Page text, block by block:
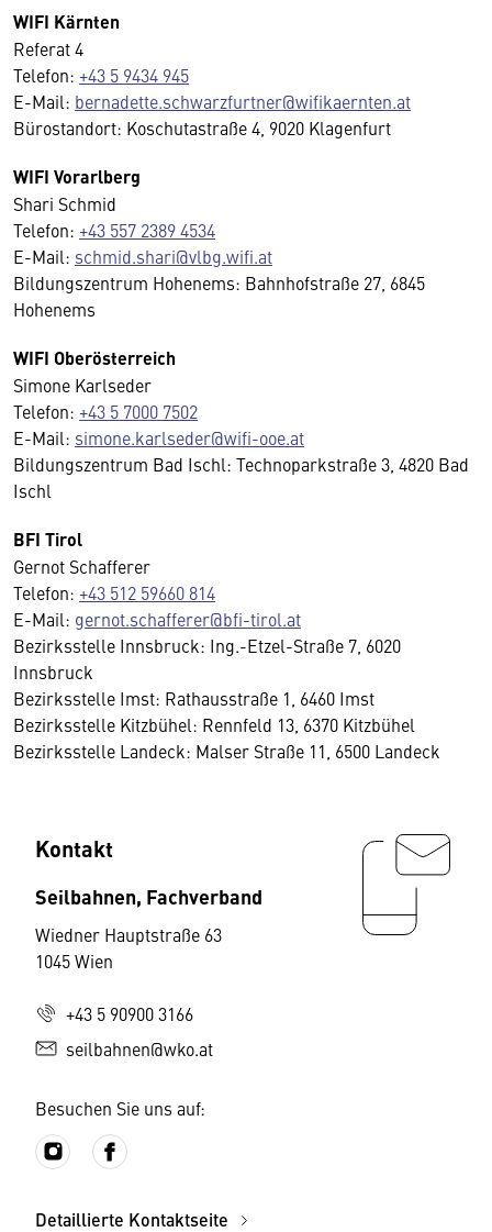
WIFI Kärnten
Referat 4
Telefon: +43 5 9434 945
E-Mail: bernadette.schwarzfurtner@wifikaernten.at
Bürostandort: Koschutastraße 4, 9020 Klagenfurt
WIFI Vorarlberg
Shari Schmid
Telefon: +43 557 2389 4534
E-Mail: schmid.shari@vlbg.wifi.at
Bildungszentrum Hohenems: Bahnhofstraße 27, 6845
Hohenems
WIFI Oberösterreich
Simone Karlseder
Telefon: +43 5 7000 7502
E-Mail: simone.karlseder@wifi-ooe.at
Bildungszentrum Bad Ischl: Technoparkstraße 3, 4820 Bad
Ischl
BFI Tirol
Gernot Schafferer
Telefon: +43 512 59660 814
E-Mail: gernot.schafferer@bfi-tirol.at
Bezirksstelle Innsbruck: Ing.-Etzel-Straße 7, 6020
Innsbruck
Bezirksstelle Imst: Rathausstraße 1, 6460 Imst
Bezirksstelle Kitzbühel: Rennfeld 13, 6370 Kitzbühel
Bezirksstelle Landeck: Malser Straße 11, 6500 Landeck
Kontakt
Seilbahnen, Fachverband
Wiedner Hauptstraße 63
1045 Wien
+43 5 90900 3166
seilbahnen@wko.at
Besuchen Sie uns auf:
Detaillierte Kontaktseite